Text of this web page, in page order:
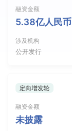
融资金额
5.38亿人民币
涉及机构
公开发行
定向增发轮
融资金额
未披露